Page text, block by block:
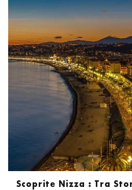
FOTO
Scoprite Nizza : Tra